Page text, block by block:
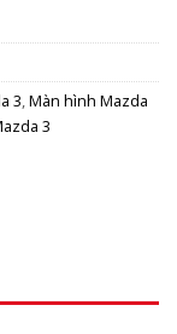
3,Màn hình Mazda
3